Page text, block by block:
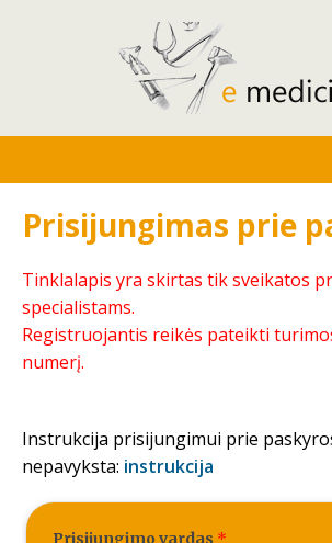
Prisijungimas prie
Tinklalapis yra skirtas tik sveikatos
specialistams.
Registruojantis reikės pateikti
numerį.
Instrukcija prisijungimui prie
nepavyksta: instrukcija
Prisijungimo vardas *